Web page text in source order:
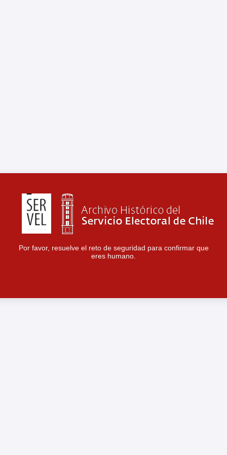
Por favor, resuelve el reto de seguridad para confirmar que
eres humano.